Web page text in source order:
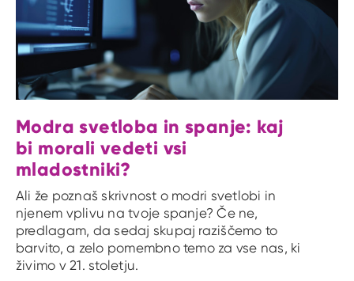
Modra svetloba in spanje: kaj
bi morali vedeti vsi
mladostniki?
Ali že poznaš skrivnost o modri svetlobi in
njenem vplivu na tvoje spanje? Če ne,
predlagam, da sedaj skupaj raziščemo to
barvito, a zelo pomembno temo za vse nas, ki
živimo v 21. stoletju.